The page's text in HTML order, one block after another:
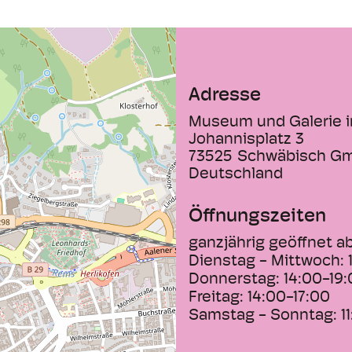
Stadtgeschichte
eine staufische
Michael Mauchers
Kreuz-Münsters
20. Jahrhunderts,
Wilhelm
Seit 1994
ehemaligen
ein großer, durch
gegliederter
internationale
Adresse
Museum und Galerie
Johannisplatz 3
73525 Schwäbisch
Deutschland
Öffnungszeiten
ganzjährig geöffnet
Dienstag - Mittwoch:
Donnerstag: 14:00-
Freitag: 14:00-17:00
Samstag - Sonntag: